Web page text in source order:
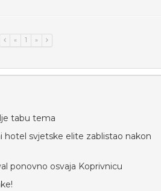
« 1 »
tabu tema
hotel svjetske elite zablistao nakon
ponovno osvaja Koprivnicu